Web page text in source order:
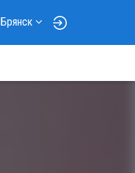
Брянск